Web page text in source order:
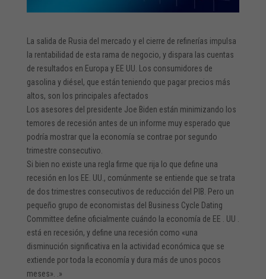
La salida de Rusia del mercado y el cierre de refinerías impulsa
la rentabilidad de esta rama de negocio, y dispara las cuentas
de resultados en Europa y EE UU. Los consumidores de
gasolina y diésel, que están teniendo que pagar precios más
altos, son los principales afectados
Los asesores del presidente Joe Biden están minimizando los
temores de recesión antes de un informe muy esperado que
podría mostrar que la economía se contrae por segundo
trimestre consecutivo.
Si bien no existe una regla firme que rija lo que define una
recesión en los EE. UU., comúnmente se entiende que se trata
de dos trimestres consecutivos de reducción del PIB. Pero un
pequeño grupo de economistas del Business Cycle Dating
Committee define oficialmente cuándo la economía de EE . UU .
está en recesión, y define una recesión como «una
disminución significativa en la actividad económica que se
extiende por toda la economía y dura más de unos pocos
meses». .»